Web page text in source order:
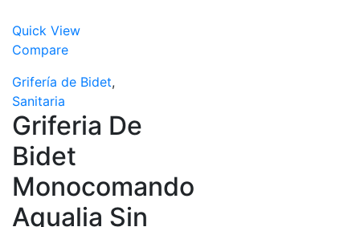
Quick View
Compare
Grifería de Bidet,
Sanitaria
Griferia De
Bidet
Monocomando
Aqualia Sin